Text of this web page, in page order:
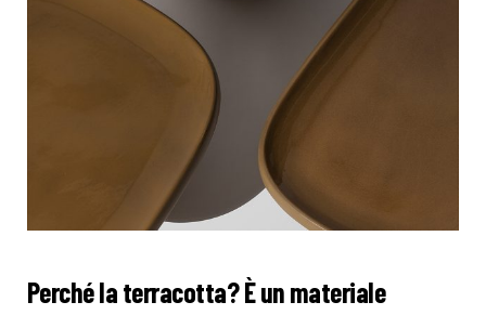
Perché la terracotta? È un materiale